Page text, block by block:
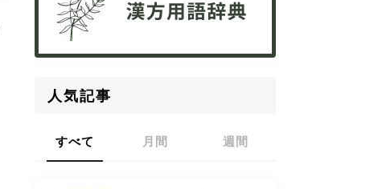
人気記事
すべて 月間 週間